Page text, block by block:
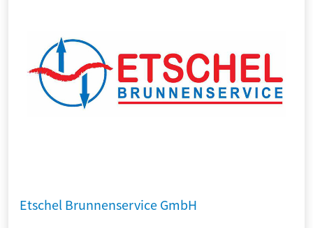
Etschel Brunnenservice GmbH